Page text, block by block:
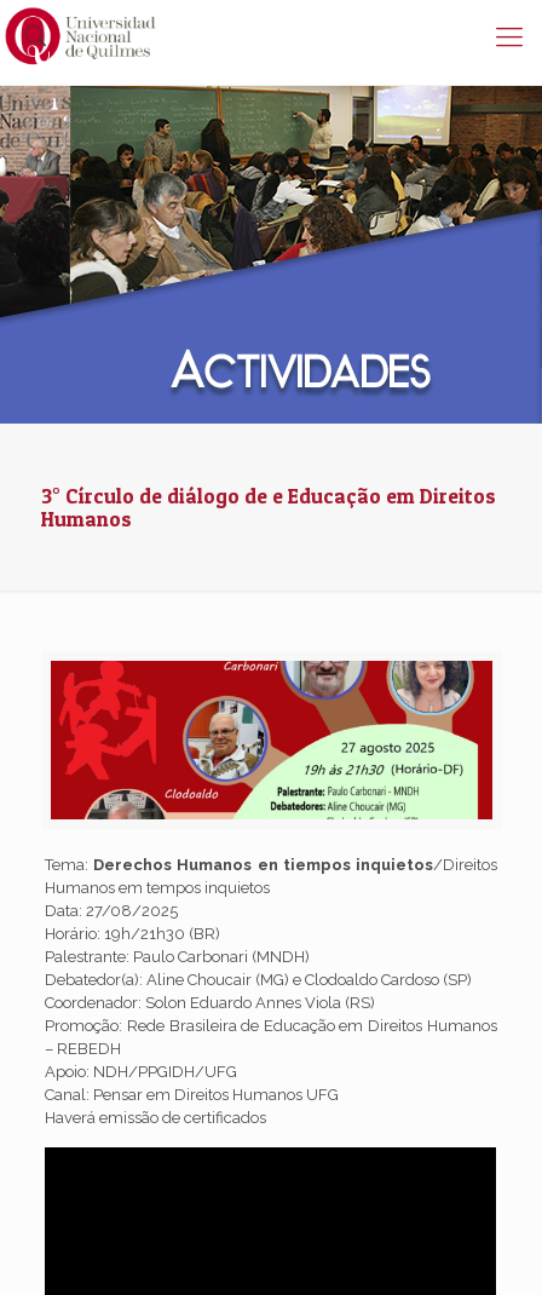
3° Círculo de diálogo de e Educação em Direitos
Humanos
Tema: Derechos Humanos en tiempos inquietos/Direitos
Humanos em tempos inquietos
Data: 27/08/2025
Horário: 19h/21h30 (BR)
Palestrante: Paulo Carbonari (MNDH)
Debatedor(a): Aline Choucair (MG) e Clodoaldo Cardoso (SP)
Coordenador: Solon Eduardo Annes Viola (RS)
Promoção: Rede Brasileira de Educação em Direitos Humanos
– REBEDH
Apoio: NDH/PPGIDH/UFG
Canal: Pensar em Direitos Humanos UFG
Haverá emissão de certificados